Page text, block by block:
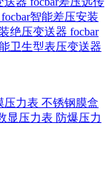
focbar智能差压安装
绝压变送器 focbar
卫生型表压变送器
压力表 不锈钢膜盒
显压力表 防爆压力